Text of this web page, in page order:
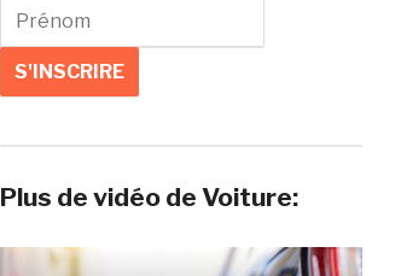
Plus de vidéo de Voiture: